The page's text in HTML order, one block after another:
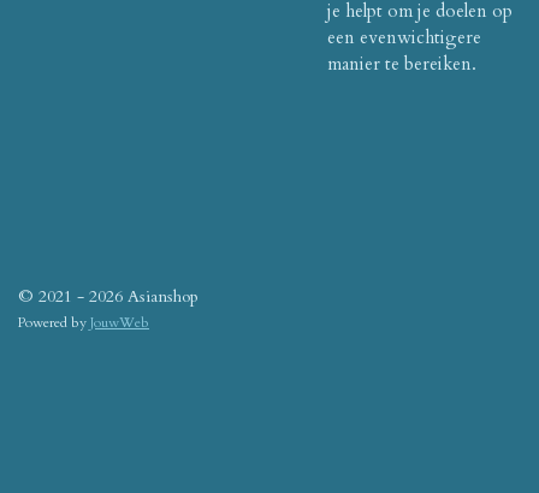
je helpt om je doelen op
een evenwichtigere
manier te bereiken.
© 2021 - 2026 Asianshop
Powered byJouwWeb